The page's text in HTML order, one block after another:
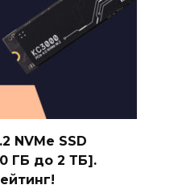
NVMe SSD
ГБ до 2 ТБ].